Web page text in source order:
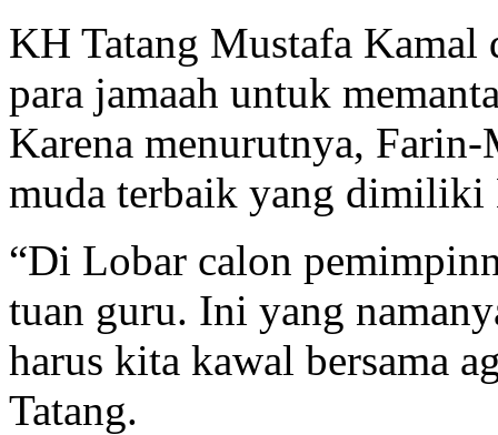
KH Tatang Mustafa Kamal
para jamaah untuk
Karena menurutnya,
muda terbaik yang dimiliki
“Di Lobar calon
tuan guru. Ini yang
harus kita kawal bersama
Tatang.